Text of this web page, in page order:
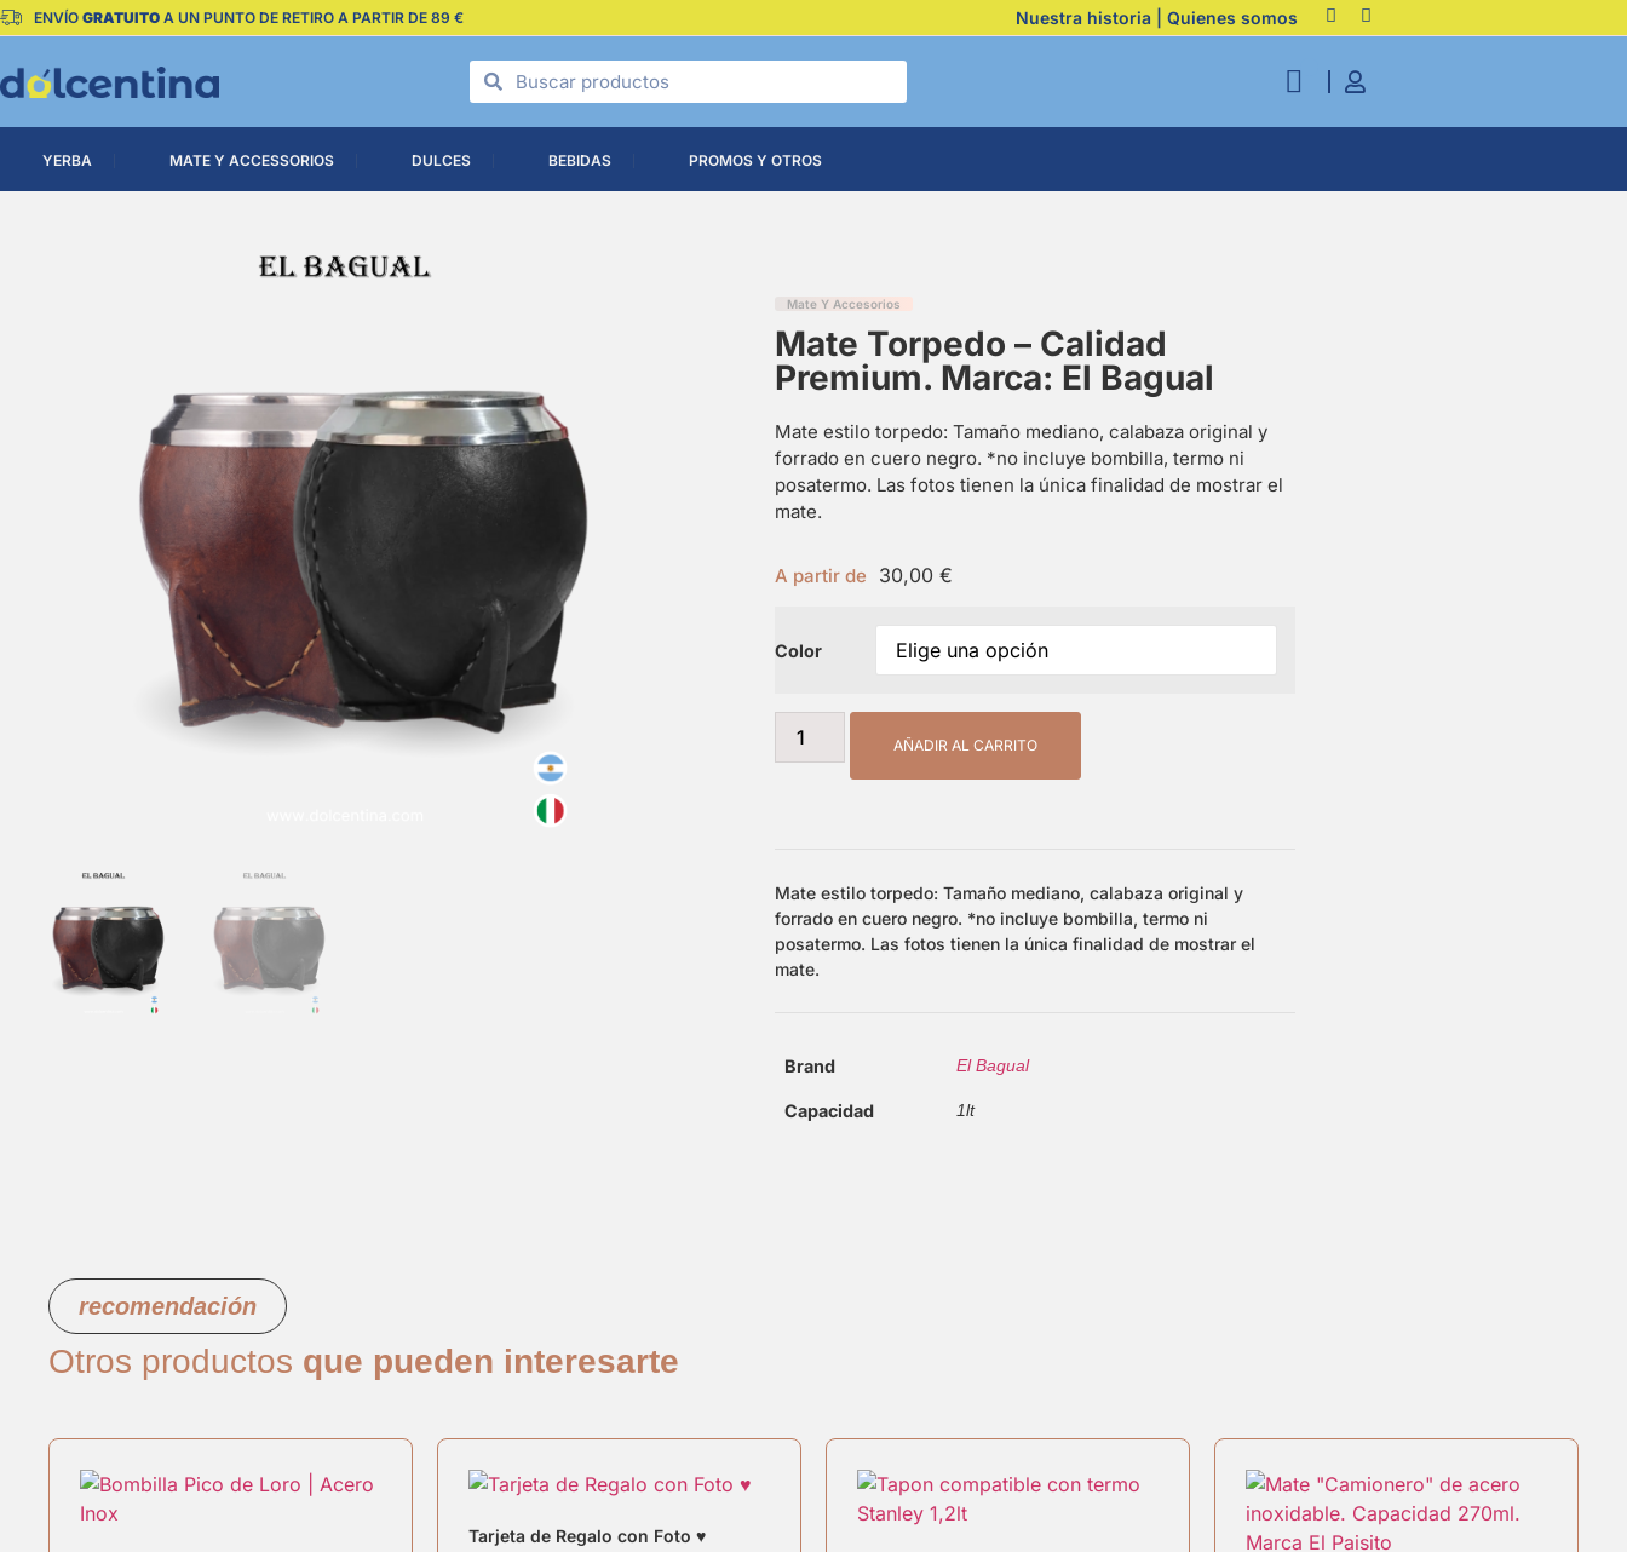
ENVÍO GRATUITO A UN PUNTO DE RETIRO A PARTIR DE 89 € Nuestra historia | Quienes somos
YERBA MATE Y ACCESSORIOS DULCES BEBIDAS PROMOS Y OTROS
Mate Y Accesorios
Mate Torpedo – Calidad
Premium. Marca: El Bagual
Mate estilo torpedo: Tamaño mediano, calabaza original y
forrado en cuero negro. *no incluye bombilla, termo ni
posatermo. Las fotos tienen la única finalidad de mostrar el
mate.
A partir de 30,00 €
Color
AÑADIR AL CARRITO
Mate estilo torpedo: Tamaño mediano, calabaza original y
forrado en cuero negro. *no incluye bombilla, termo ni
posatermo. Las fotos tienen la única finalidad de mostrar el
mate.
Brand El Bagual
Capacidad 1lt
recomendación
Otros productos que pueden interesarte
Tarjeta de Regalo con Foto ♥